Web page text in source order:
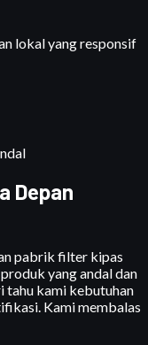
lokal yang responsif
Depan
pabrik filter kipas
yang andal dan
tahu kami kebutuhan
Kami membalas